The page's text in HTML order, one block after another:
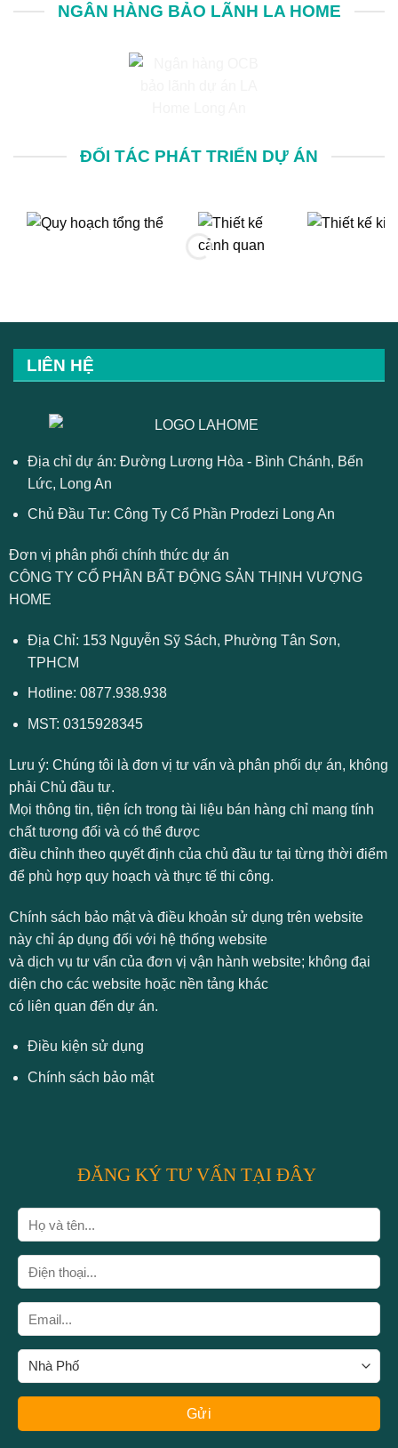
NGÂN HÀNG BẢO LÃNH LA HOME
ĐỐI TÁC PHÁT TRIỂN DỰ ÁN
LIÊN HỆ
Địa chỉ dự án: Đường Lương Hòa - Bình Chánh, Bến
Lức, Long An
Chủ Đầu Tư: Công Ty Cổ Phần Prodezi Long An
Đơn vị phân phối chính thức dự án
CÔNG TY CỔ PHẦN BẤT ĐỘNG SẢN THỊNH VƯỢNG
HOME
Địa Chỉ: 153 Nguyễn Sỹ Sách, Phường Tân Sơn,
TPHCM
Hotline: 0877.938.938
MST: 0315928345
Lưu ý: Chúng tôi là đơn vị tư vấn và phân phối dự án, không
phải Chủ đầu tư.
Mọi thông tin, tiện ích trong tài liệu bán hàng chỉ mang tính
chất tương đối và có thể được
điều chỉnh theo quyết định của chủ đầu tư tại từng thời điểm
để phù hợp quy hoạch và thực tế thi công.
Chính sách bảo mật và điều khoản sử dụng trên website
này chỉ áp dụng đối với hệ thống website
và dịch vụ tư vấn của đơn vị vận hành website; không đại
diện cho các website hoặc nền tảng khác
có liên quan đến dự án.
Điều kiện sử dụng
Chính sách bảo mật
ĐĂNG KÝ TƯ VẤN TẠI ĐÂY